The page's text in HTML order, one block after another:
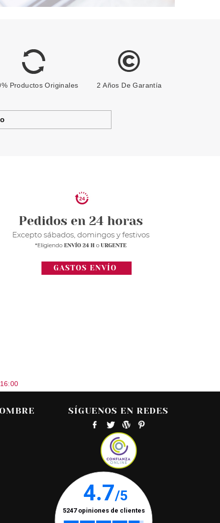
Productos Originales 2 Años De Garantía
SÍGUENOS EN REDES